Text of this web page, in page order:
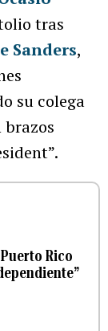
tras
Sanders,
su colega
Rico